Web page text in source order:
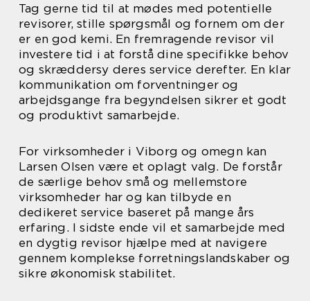
Tag gerne tid til at mødes med potentielle
revisorer, stille spørgsmål og fornem om der
er en god kemi. En fremragende revisor vil
investere tid i at forstå dine specifikke behov
og skræddersy deres service derefter. En klar
kommunikation om forventninger og
arbejdsgange fra begyndelsen sikrer et godt
og produktivt samarbejde.
For virksomheder i Viborg og omegn kan
Larsen Olsen være et oplagt valg. De forstår
de særlige behov små og mellemstore
virksomheder har og kan tilbyde en
dedikeret service baseret på mange års
erfaring. I sidste ende vil et samarbejde med
en dygtig revisor hjælpe med at navigere
gennem komplekse forretningslandskaber og
sikre økonomisk stabilitet.